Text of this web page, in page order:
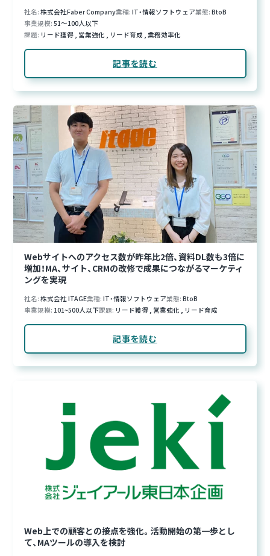
社名 株式会社Faber Company業種 IT・情報ソフトウェア業態 BtoB
事業規模 51～100人以下
課題 リード獲得, 営業強化 , リード育成 , 業務効率化
記事を読む
Webサイトへのアクセス数が昨年比2倍、資料DL数も3倍に
増加！MA、サイト、CRMの改修で成果につながるマーケティ
ングを実現
社名 株式会社 ITAGE業種 IT・情報ソフトウェア業態 BtoB
事業規模 101~500人以下課題 リード獲得, 営業強化 リード育成
記事を読む
Web上での顧客との接点を強化。活動開始の第一歩とし
て、MAツールの導入を検討